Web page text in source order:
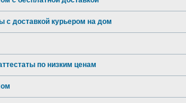
с доставкой курьером на дом
по низким ценам